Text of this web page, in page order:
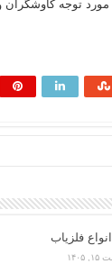
توجه کاوشگران
فلزیاب